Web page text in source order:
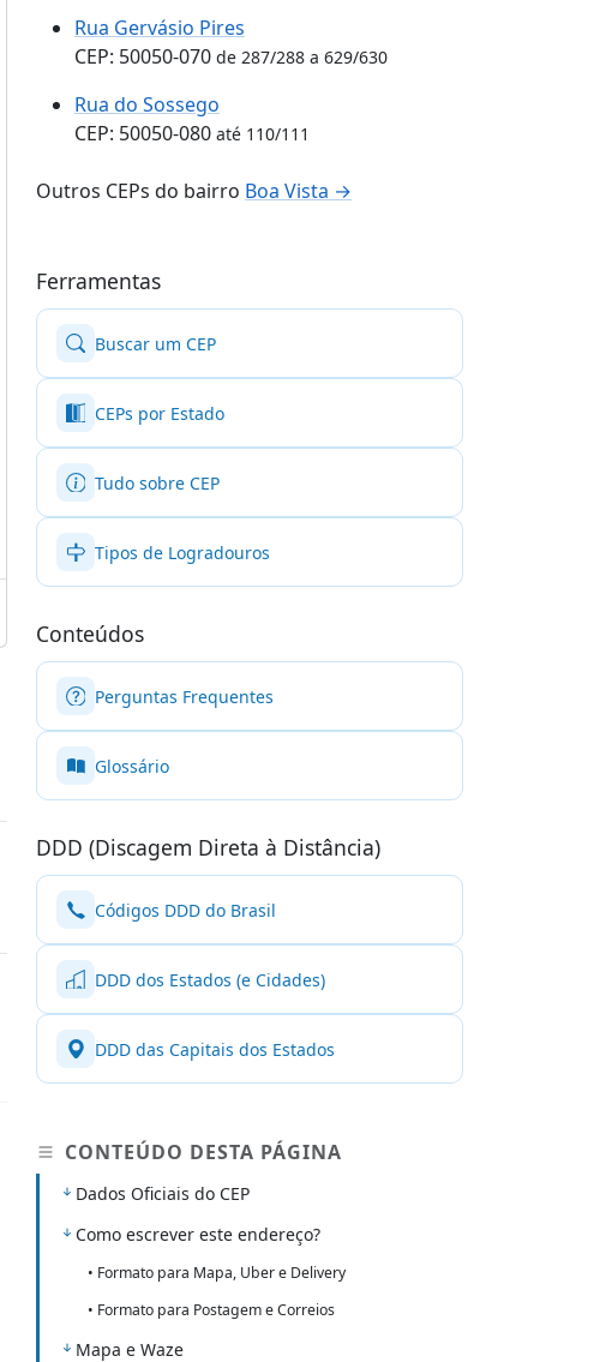
Rua Gervásio Pires
CEP: 50050-070 de 287/288 a 629/630
Rua do Sossego
CEP: 50050-080 até 110/111
Outros CEPs do bairro Boa Vista →
Ferramentas
Buscar um CEP
CEPs por Estado
Tudo sobre CEP
Tipos de Logradouros
Conteúdos
Perguntas Frequentes
Glossário
DDD (Discagem Direta à Distância)
Códigos DDD do Brasil
DDD dos Estados (e Cidades)
DDD das Capitais dos Estados
CONTEÚDO DESTA PÁGINA
Dados Oficiais do CEP
Como escrever este endereço?
• Formato para Mapa, Uber e Delivery
• Formato para Postagem e Correios
Mapa e Waze